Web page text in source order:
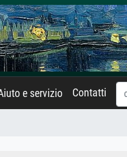
e servizio Contatti